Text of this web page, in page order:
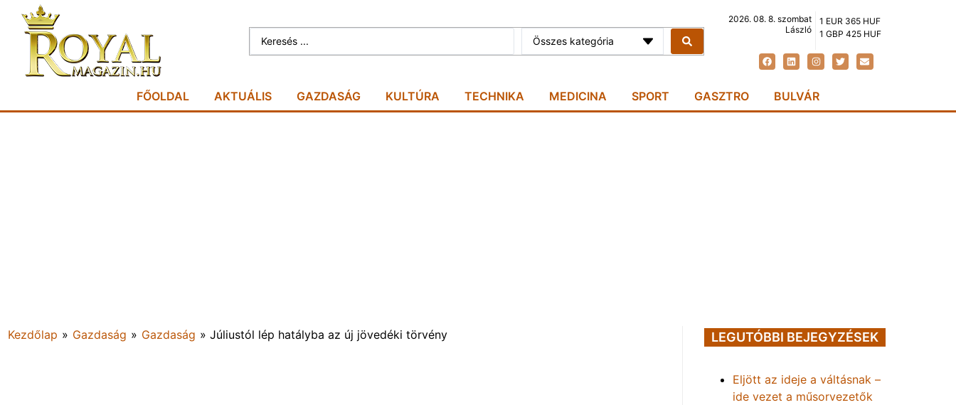
Összes kategória
2026. 08. 8. szombat
László
1 EUR 365 HUF
1 GBP 425 HUF
FŐOLDAL AKTUÁLIS GAZDASÁG KULTÚRA TECHNIKA MEDICINA SPORT GASZTRO BULVÁR
Kezdőlap » Gazdaság » Gazdaság » Júliustól lép hatályba az új jövedéki törvény LEGUTÓBBI BEJEGYZÉSEK
Eljött az ideje a váltásnak –
ide vezet a műsorvezetők